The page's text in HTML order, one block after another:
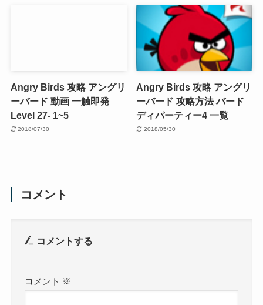
Angry Birds 攻略 アングリ
ーバード 動画 一触即発
Level 27- 1~5
2018/07/30
Angry Birds 攻略 アングリ
ーバード 攻略方法 バード
ディパーティー4 一覧
2018/05/30
コメント
コメントする
コメント ※